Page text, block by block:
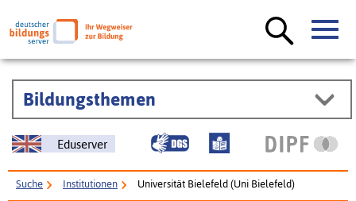
Bildungsthemen
Eduserver
Suche Institutionen Universität Bielefeld (Uni Bielefeld)